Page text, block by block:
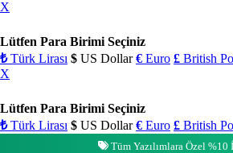
X
Lütfen Para Birimi Seçiniz
₺Türk Lirası $ US Dollar € Euro £ British
X
Lütfen Para Birimi Seçiniz
₺Türk Lirası $ US Dollar € Euro £ British
Tüm Yazılımlara Özel %10